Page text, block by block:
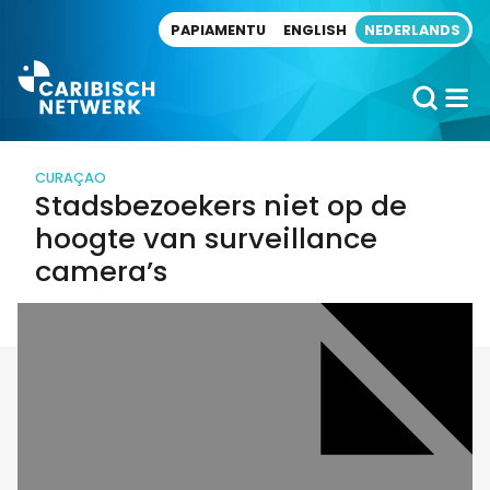
PAPIAMENTU ENGLISH NEDERLANDS
CURAÇAO
Stadsbezoekers niet op de
hoogte van surveillance
camera’s